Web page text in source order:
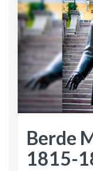
Berde
1815-